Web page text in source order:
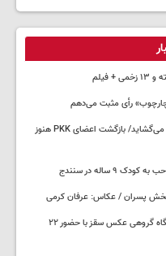
چارچوب» رأی مثبت می‌دهم
این قانون مسئله کرد را حل نمی‌کند، اما دری می‌گشاید/ بازگشت اعضای PKK هنوز
ساله در سنندج
پسران / عکاس: عرفان کرمی
روایت کردستان در قاب تصویر؛ دومین نمایشگاه گروهی عکس سقز با حضور ۲۲